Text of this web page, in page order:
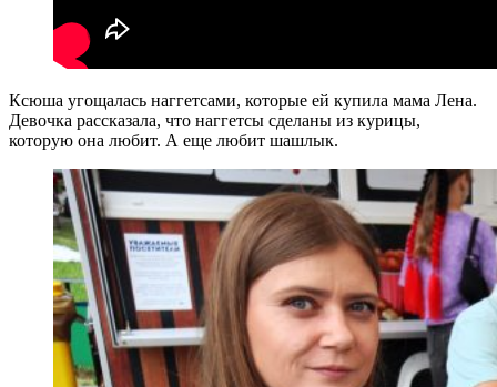
Ксюша угощалась наггетсами, которые ей купила мама Лена.
Девочка рассказала, что наггетсы сделаны из курицы,
которую она любит. А еще любит шашлык.